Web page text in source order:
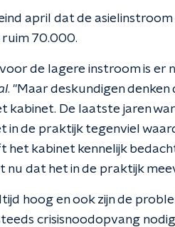
april dat de
70.000.
de lagere instroom is er
. "Maar deskundigen
kabinet. De laatste jaren
in de praktijk tegenviel
het kabinet kennelijk
nu dat het in de praktijk
hoog en ook zijn de
crisisnoodopvang